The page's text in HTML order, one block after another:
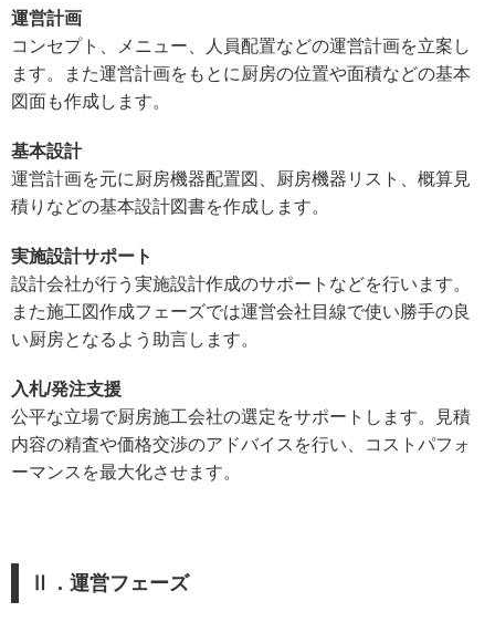
運営計画
コンセプト、メニュー、人員配置などの運営計画を立案し
ます。また運営計画をもとに厨房の位置や面積などの基本
図面も作成します。
基本設計
運営計画を元に厨房機器配置図、厨房機器リスト、概算見
積りなどの基本設計図書を作成します。
実施設計サポート
設計会社が行う実施設計作成のサポートなどを行います。
また施工図作成フェーズでは運営会社目線で使い勝手の良
い厨房となるよう助言します。
入札/発注支援
公平な立場で厨房施工会社の選定をサポートします。見積
内容の精査や価格交渉のアドバイスを行い、コストパフォ
ーマンスを最大化させます。
Ⅱ．運営フェーズ